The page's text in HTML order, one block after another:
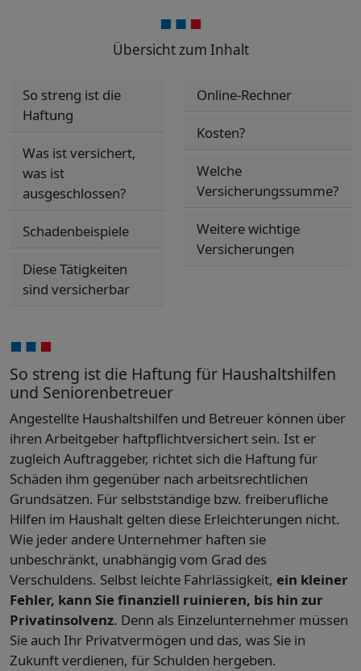
Übersicht zum Inhalt
So streng ist die
Haftung
Was ist versichert,
was ist
ausgeschlossen?
Schadenbeispiele
Diese Tätigkeiten
sind versicherbar
Online-Rechner
Kosten?
Welche
Versicherungssumme?
Weitere wichtige
Versicherungen
So streng ist die Haftung für Haushaltshilfen
und Seniorenbetreuer
Angestellte Haushaltshilfen und Betreuer können über
ihren Arbeitgeber haftpflichtversichert sein. Ist er
zugleich Auftraggeber, richtet sich die Haftung für
Schäden ihm gegenüber nach arbeitsrechtlichen
Grundsätzen. Für selbstständige bzw. freiberufliche
Hilfen im Haushalt gelten diese Erleichterungen nicht.
Wie jeder andere Unternehmer haften sie
unbeschränkt, unabhängig vom Grad des
Verschuldens. Selbst leichte Fahrlässigkeit, ein kleiner
Fehler, kann Sie finanziell ruinieren, bis hin zur
Privatinsolvenz. Denn als Einzelunternehmer müssen
Sie auch Ihr Privatvermögen und das, was Sie in
Zukunft verdienen, für Schulden hergeben.